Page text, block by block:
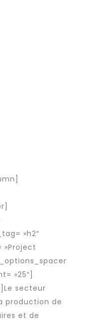
»h2″
»25″]
secteur
production de
et de